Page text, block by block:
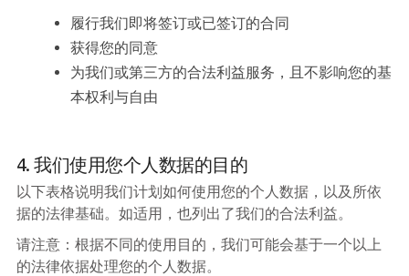
履行我们即将签订或已签订的合同
获得您的同意
为我们或第三方的合法利益服务，且不影响您的基
本权利与自由
4. 我们使用您个人数据的目的
以下表格说明我们计划如何使用您的个人数据，以及所依
据的法律基础。如适用，也列出了我们的合法利益。
请注意：根据不同的使用目的，我们可能会基于一个以上
的法律依据处理您的个人数据。